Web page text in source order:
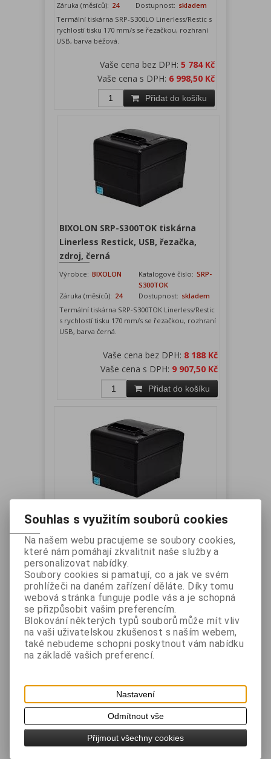
Záruka (měsíců): 24 Dostupnost: skladem
Termální tiskárna SRP-S300LO Linerless/Restic s
rychlostí tisku 170 mm/s se řezačkou, rozhraní
USB, barva béžová.
Vaše cena bez DPH: 5 784 Kč
Vaše cena s DPH: 6 998,50 Kč
Přidat do košíku
BIXOLON SRP-S300TOK tiskárna
Linerless Restick, USB, řezačka,
zdroj, černá
Výrobce: BIXOLON Katalogové číslo: SRP-
S300TOK
Záruka (měsíců): 24 Dostupnost: skladem
Termální tiskárna SRP-S300TOK Linerless/Restic
s rychlostí tisku 170 mm/s se řezačkou, rozhraní
USB, barva černá.
Vaše cena bez DPH: 8 188 Kč
Vaše cena s DPH: 9 907,50 Kč
Přidat do košíku
BIXOLON SRP-S300TOPWK tiskárna
Powerd USB, řezačka
Výrobce:BIXOLON
S300TOPWK
Záruka (měsíců):24 Dostupnost: skladem
Termální tiskárna SRP-S300TOPWK
Linerless/Restic s rychlostí tisku 170 mm/s se
řezačkou, rozhraní USB a Powered USB, barva
černá.
Vaše cena bez DPH:8 263 Kč
Vaše cena s DPH:
Souhlas s využitím souborů cookies
Na našem webu pracujeme se soubory cookies,
které nám pomáhají zkvalitnit naše služby a
personalizovat nabídky.
Soubory cookies si pamatují, co a jak ve svém
prohlížeči na daném zařízení děláte. Díky tomu
webová stránka funguje podle vás a je schopná
se přizpůsobit vašim preferencím.
Blokování některých typů souborů může mít vliv
na vaši uživatelskou zkušenost s naším webem,
také nebudeme schopni poskytnout vám nabídku
na základě vašich preferencí.
Nastavení
Odmítnout vše
Přijmout všechny cookies